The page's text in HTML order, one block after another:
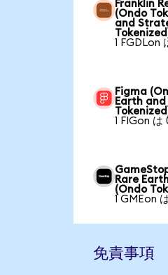
Franklin
(Ondo
and
1 FGDLon
Figma
Earth
1 FIGon は
Rare
(Ondo
1 GMEon
免責事項